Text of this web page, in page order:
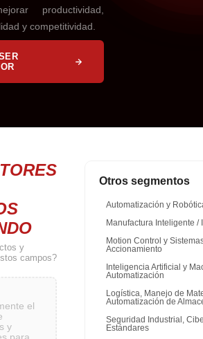
productividad,
y competitividad.
y
campos?
el
y
Otros segmentos
Automatización y
Manufactura Inteligente /
Motion Control y
Accionamiento
Inteligencia Artificial y
Automatización
Logística, Manejo de
Automatización de
Seguridad Industrial,
Estándares